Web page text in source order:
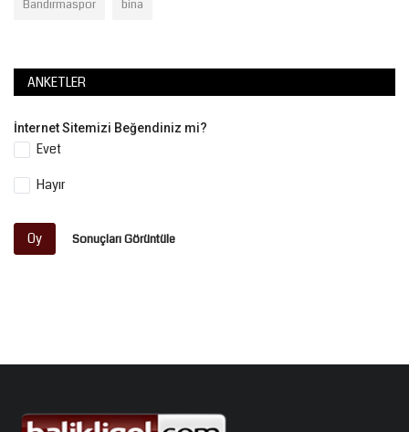
Bandırmaspor bina
ANKETLER
İnternet Sitemizi Beğendiniz mi?
Evet
Hayır
Oy Sonuçları Görüntüle